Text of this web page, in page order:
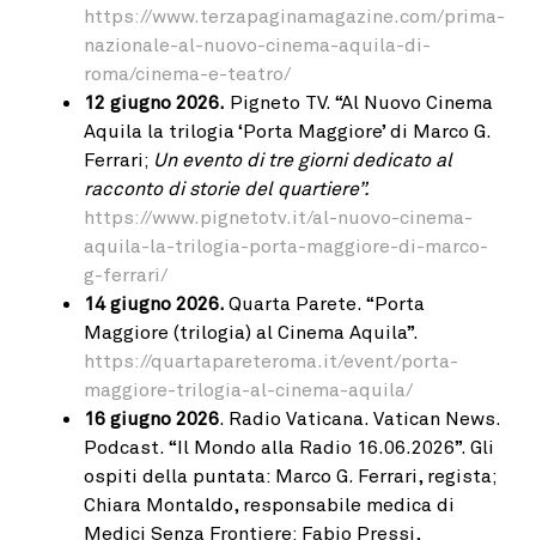
https://www.terzapaginamagazine.com/prima-
nazionale-al-nuovo-cinema-aquila-di-
roma/cinema-e-teatro/
12 giugno 2026. Pigneto TV. “Al Nuovo Cinema
Aquila la trilogia ‘Porta Maggiore’ di Marco G.
Ferrari; Un evento di tre giorni dedicato al
racconto di storie del quartiere”.
https://www.pignetotv.it/al-nuovo-cinema-
aquila-la-trilogia-porta-maggiore-di-marco-
g-ferrari/
14 giugno 2026. Quarta Parete. “Porta
Maggiore (trilogia) al Cinema Aquila”.
https://quartapareteroma.it/event/porta-
maggiore-trilogia-al-cinema-aquila/
16 giugno 2026. Radio Vaticana. Vatican News.
Podcast. “Il Mondo alla Radio 16.06.2026”. Gli
ospiti della puntata: Marco G. Ferrari, regista;
Chiara Montaldo, responsabile medica di
Medici Senza Frontiere; Fabio Pressi,